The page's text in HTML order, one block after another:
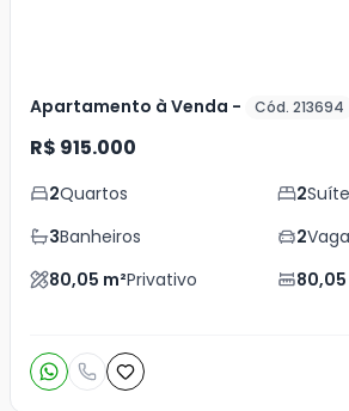
Apartamento à Venda - Cód. 213694
R$ 915.000
2Quartos 2
3Banheiros 2
80,05 m²Privativo 80,05